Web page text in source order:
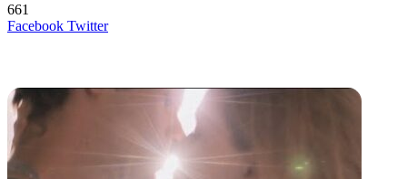
661
Facebook TwitterLinkedIn
Tumblr
Reddit
Вконтакте
Одноклассники
Skype
Messenger
Messenger
WhatsApp
Telegram
Viber
Line
Поделиться
Печатать